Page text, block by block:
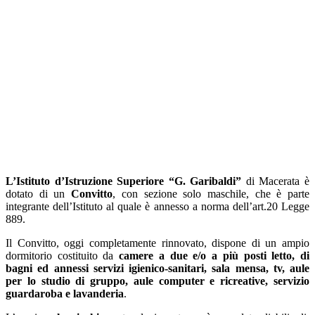
L’Istituto d’Istruzione Superiore “G. Garibaldi” di Macerata è
dotato di unConvitto, con sezione solo maschile, che è parte
integrante dell’Istituto al quale è annesso a norma dell’art.20 Legge
889.
Il Convitto, oggi completamente rinnovato, dispone di un ampio
dormitorio costituito dacamere a due e/o a più posti letto, di
bagni ed annessi servizi igienico-sanitari, sala mensa, tv, aule
per lo studio di gruppo, aule computer e ricreative, servizio
guardaroba e lavanderia.